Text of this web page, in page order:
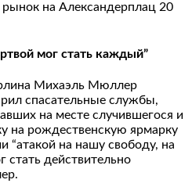
рынок на Александерплац 20
мог стать каждый”
Михаэль Мюллер
спасательные службы,
на месте случившегося и
на рождественскую ярмарку
“атакой на нашу свободу, на
стать действительно